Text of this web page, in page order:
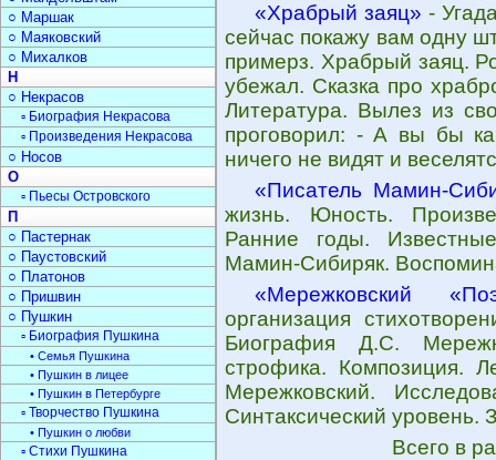
«Храбрый заяц» -
сейчас покажу вам одну
примерз. Храбрый заяц.
убежал. Сказка про
Литература. Вылез из
проговорил: - А вы бы
ничего не видят и
«Писатель Мамин-
жизнь. Юность.
Ранние годы.
Мамин-Сибиряк.
«Мережковский
организация
Биография Д.С.
строфика. Композиция.
Мережковский.
Синтаксический уровень.
Всего в
○ Маршак
○ Маяковский
○ Михалков
Н
○ Некрасов
▫ Биография Некрасова
▫ Произведения Некрасова
○ Носов
О
▫ Пьесы Островского
П
○ Пастернак
○ Паустовский
○ Платонов
○ Пришвин
○ Пушкин
▫ Биография Пушкина
• Семья Пушкина
• Пушкин в лицее
• Пушкин в Петербурге
▫ Творчество Пушкина
• Пушкин о любви
▫ Стихи Пушкина